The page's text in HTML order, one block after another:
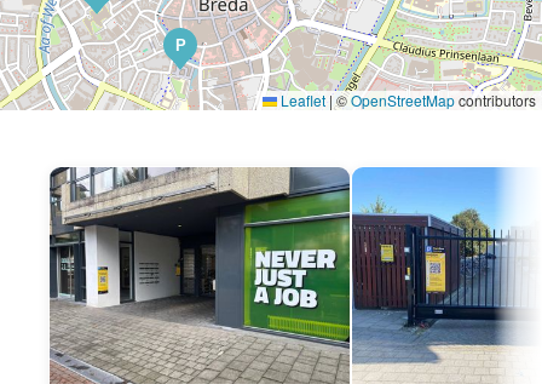
P
Leaflet |©OpenStreetMapcontributors